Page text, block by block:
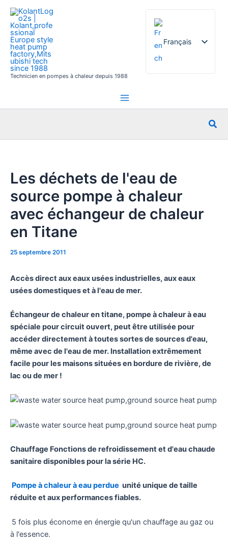
Aller
contenu
Technicien en pompes à chaleur depuis 1988
Français
English
Italian
Portuguese
Dutch
Norwegian
Les déchets de l'eau de
source pompe à chaleur
avec échangeur de chaleur
en Titane
25 septembre 2011
Accès direct aux eaux usées industrielles, aux eaux
usées domestiques et à l'eau de mer.
Échangeur de chaleur en titane, pompe à chaleur à eau
spéciale pour circuit ouvert, peut être utilisée pour
accéder directement à toutes sortes de sources d'eau,
même avec de l'eau de mer. Installation extrêmement
facile pour les maisons situées en bordure de rivière, de
lac ou de mer !
Chauffage Fonctions de refroidissement et d'eau chaude
sanitaire disponibles pour la série HC.
Pompe à chaleur à eau perdue unité unique de taille
réduite et aux performances fiables.
5 fois plus économe en énergie qu'un chauffage au gaz ou
à l'essence.